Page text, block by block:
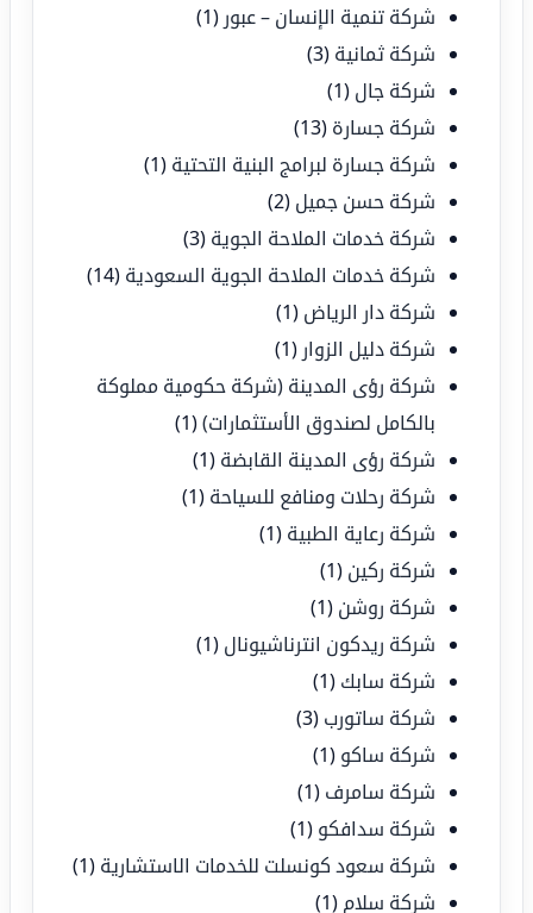
شركة تنمية الإنسان – عبور (1)
شركة ثمانية (3)
شركة جال (1)
شركة جسارة (13)
شركة جسارة لبرامج البنية التحتية (1)
شركة حسن جميل (2)
شركة خدمات الملاحة الجوية (3)
شركة خدمات الملاحة الجوية السعودية (14)
شركة دار الرياض (1)
شركة دليل الزوار (1)
شركة رؤى المدينة (شركة حكومية مملوكة
بالكامل لصندوق الأستثمارات)(1)
شركة رؤى المدينة القابضة (1)
شركة رحلات ومنافع للسياحة (1)
شركة رعاية الطبية (1)
شركة ركين (1)
شركة روشن (1)
شركة ريدكون انترناشيونال (1)
شركة سابك (1)
شركة ساتورب (3)
شركة ساكو (1)
شركة سامرف (1)
شركة سدافكو (1)
شركة سعود كونسلت للخدمات الاستشارية (1)
شركة سلام (1)